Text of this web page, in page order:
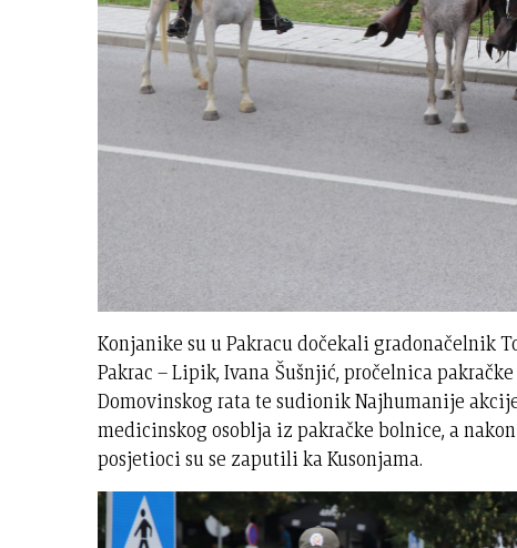
Konjanike su u Pakracu dočekali gradonačelnik
Pakrac – Lipik, Ivana Šušnjić, pročelnica
Domovinskog rata te sudionik Najhumanije
medicinskog osoblja iz pakračke bolnice, a
posjetioci su se zaputili ka Kusonjama.